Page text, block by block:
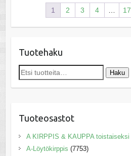
1 2 3 4 17
Tuotehaku
Etsi: Haku
Tuoteosastot
A KIRPPIS & KAUPPA toistaiseksi
A-Löytökirppis (7753)